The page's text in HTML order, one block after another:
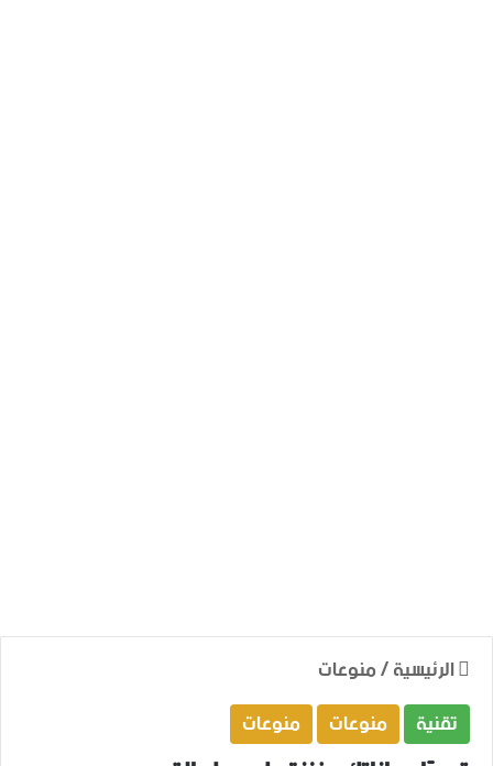
الرئيسية/منوعات
تقنية
منوعات منوعات